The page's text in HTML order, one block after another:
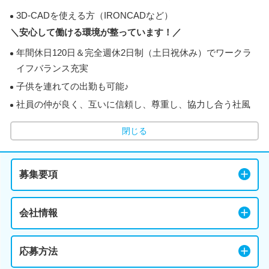
3D-CADを使える方（IRONCADなど）
＼安心して働ける環境が整っています！／
年間休日120日＆完全週休2日制（土日祝休み）でワークラ
イフバランス充実
子供を連れての出勤も可能♪
社員の仲が良く、互いに信頼し、尊重し、協力し合う社風
閉じる
募集要項
会社情報
応募方法